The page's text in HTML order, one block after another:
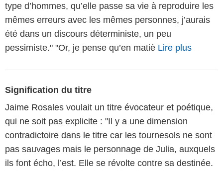
type d’hommes, qu’elle passe sa vie à reproduire les
mêmes erreurs avec les mêmes personnes, j’aurais
été dans un discours déterministe, un peu
pessimiste." "Or, je pense qu’en matiè Lire plus
Signification du titre
Jaime Rosales voulait un titre évocateur et poétique,
qui ne soit pas explicite : "Il y a une dimension
contradictoire dans le titre car les tournesols ne sont
pas sauvages mais le personnage de Julia, auxquels
ils font écho, l’est. Elle se révolte contre sa destinée.